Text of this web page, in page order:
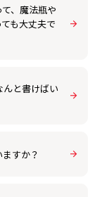
、魔法瓶や
も大丈夫で
と書けばい
すか？